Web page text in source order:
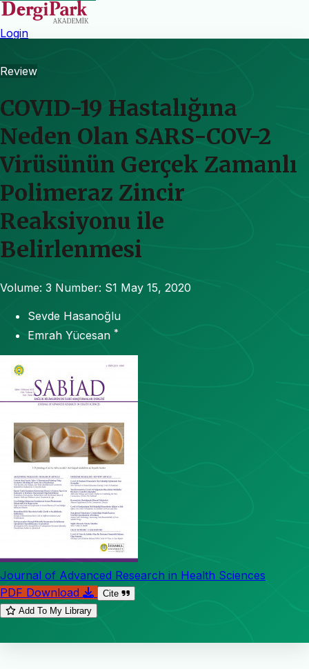
Login
Review
COVID-19 Hastalığına
Neden Olan SARS-COV-2
Virüsünün Gerçek Zamanlı
Polimeraz Zincir
Reaksiyonu ile
Belirlenmesi
Volume: 3 Number: S1 May 15, 2020
Sevde Hasanoğlu
Emrah Yücesan *
Journal of Advanced Research in Health Sciences
PDF Download
Cite
Add To My Library